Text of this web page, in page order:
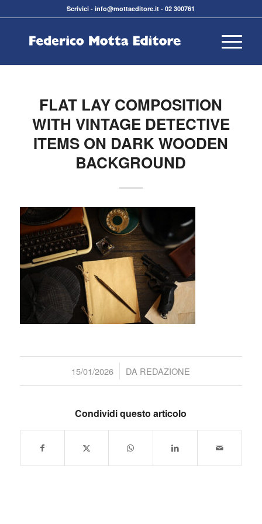
Scrivici -info@mottaeditore.it -02 300761
FLAT LAY COMPOSITION
WITH VINTAGE DETECTIVE
ITEMS ON DARK WOODEN
BACKGROUND
15/01/2026
/ DA REDAZIONE
Condividi questo articolo